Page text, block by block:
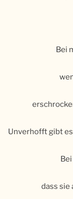
Bei
Unverhofft gibt
dass sie